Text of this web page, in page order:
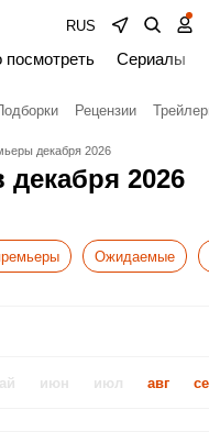
RUS
посмотреть Сериалы
Рецензии
декабря 2026
2026
Ожидаемые
июн июл авг